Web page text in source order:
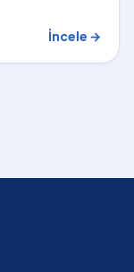
İncele →